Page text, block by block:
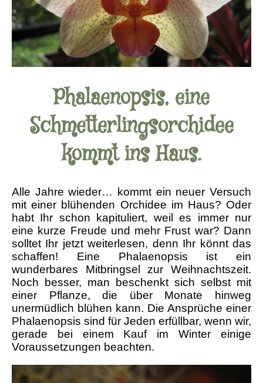
Phalaenopsis, eine
Schmetterlingsorchidee
kommt ins Haus.
Alle Jahre wieder… kommt ein neuer Versuch
mit einer blühenden Orchidee im Haus? Oder
habt Ihr schon kapituliert, weil es immer nur
eine kurze Freude und mehr Frust war? Dann
solltet Ihr jetzt weiterlesen, denn Ihr könnt das
schaffen! Eine Phalaenopsis ist ein
wunderbares Mitbringsel zur Weihnachtszeit.
Noch besser, man beschenkt sich selbst mit
einer Pflanze, die über Monate hinweg
unermüdlich blühen kann. Die Ansprüche einer
Phalaenopsis sind für Jeden erfüllbar, wenn wir,
gerade bei einem Kauf im Winter einige
Voraussetzungen beachten.